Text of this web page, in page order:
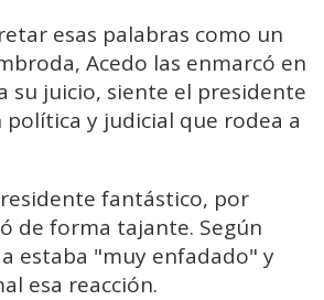
esas palabras como un
Acedo las enmarcó en
su juicio, siente el presidente
y judicial que rodea a
fantástico, por
de forma tajante. Según
estaba "muy enfadado" y
esa reacción.